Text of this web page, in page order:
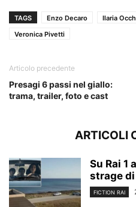
TAGS Enzo Decaro Ilaria
Veronica Pivetti
Articolo precedente
Presagi 6 passi nel giallo:
trama, trailer, foto e cast
ARTICOLI
Su Rai 1
strage
FICTION RAI